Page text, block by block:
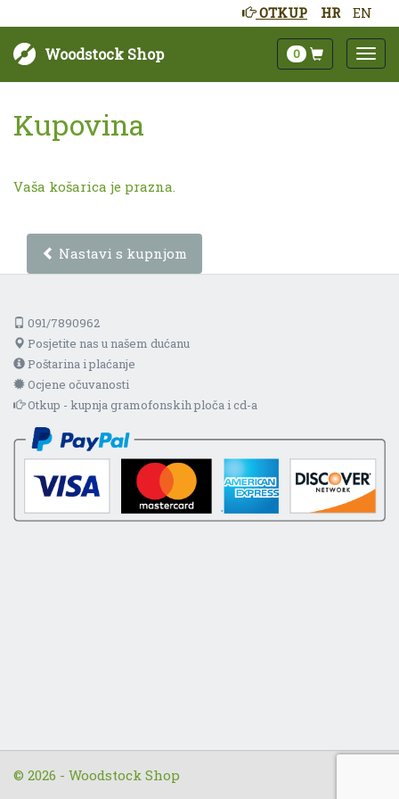
HR EN
OTKUP
Woodstock Shop 0
Kupovina
Vaša košarica je prazna.
Nastavi s kupnjom
091/7890962
Posjetite nas u našem dućanu
Poštarina i plaćanje
Ocjene očuvanosti
Otkup - kupnja gramofonskih ploča i cd-a
© 2026 - Woodstock Shop